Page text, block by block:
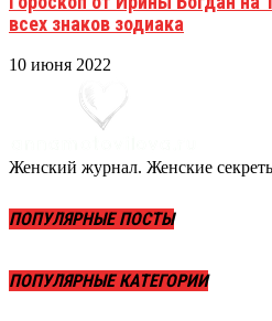
всех знаков зодиака
10 июня 2022
Женский журнал. Женские
ПОПУЛЯРНЫЕ ПОСТЫ
ПОПУЛЯРНЫЕ КАТЕГОРИИ